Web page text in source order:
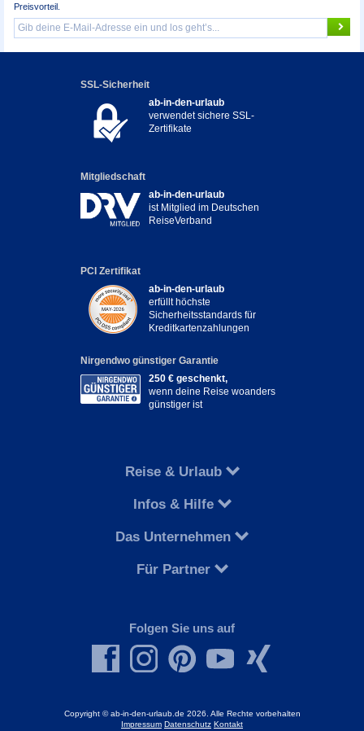
Preisvorteil.
SSL-Sicherheit
ab-in-den-urlaub
verwendet sichere SSL-
Zertifikate
Mitgliedschaft
ab-in-den-urlaub
ist Mitglied im Deutschen
ReiseVerband
PCI Zertifikat
ab-in-den-urlaub
erfüllt höchste
Sicherheitsstandards für
Kreditkartenzahlungen
Nirgendwo günstiger Garantie
250 € geschenkt,
wenn deine Reise woanders
günstiger ist
Reise & Urlaub
Infos & Hilfe
Das Unternehmen
Für Partner
Folgen Sie uns auf
Copyright © ab-in-den-urlaub.de 2026. Alle Rechte vorbehalten
Impressum Datenschutz Kontakt